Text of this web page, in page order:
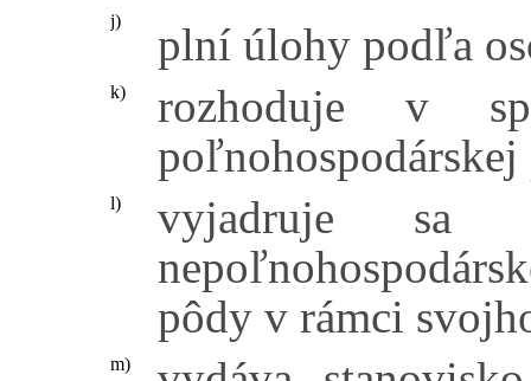
j) plní úlohy podľa
k)
rozhoduje v
poľnohospodárskej
l)
vyjadruje sa
pôdy v rámci
m)